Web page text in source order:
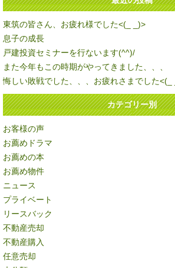
東筑の皆さん、お疲れ様でした<(_ _)>
息子の成長
戸建投資セミナーを行ないます(^^)/
また今年もこの時期がやってきました、、、
悔しい敗戦でした、、、お疲れさまでした<(_
カテゴリー別
お客様の声
お薦めドラマ
お薦めの本
お薦め物件
ニュース
プライベート
リースバック
不動産売却
不動産購入
任意売却